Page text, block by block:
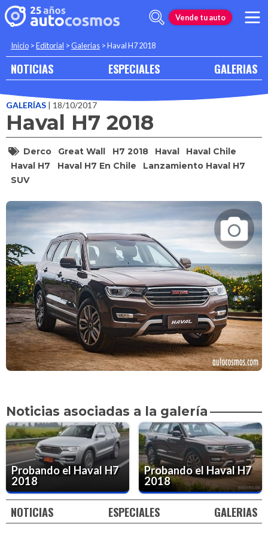
Vende tu auto
Inicio >Editorial >Galerias >Haval H7 2018
NOTICIAS ESPECIALES GALERIAS
GALERÍAS | 18/10/2017
Haval H7 2018
Derco Great Wall H7 2018 Haval
Haval Chile
Haval H7
Haval H7 En Chile
Lanzamiento Haval H7
SUV
Noticias asociadas a la galería
Probando el Haval H7
2018
Probando el Haval H7
2018
NOTICIAS ESPECIALES GALERIAS